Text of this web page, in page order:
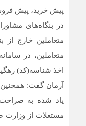
پیش خرید، پیش
در بنگاه‌های
متعاملین خارج از
متعاملین، در
اخذ شناسه(کد)
یاد شده به صراحت
مستغلات از وزارت